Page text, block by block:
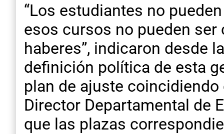
“Los estudiantes no
esos cursos no pueden
haberes”, indicaron desde
definición política de esta
plan de ajuste coincidiendo
Director Departamental de
que las plazas